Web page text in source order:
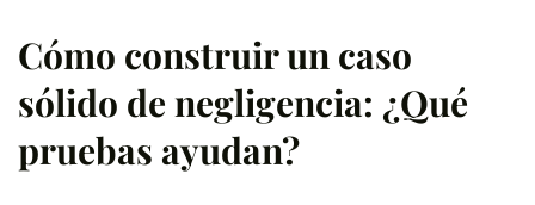
Cómo construir un caso
sólido de negligencia: ¿Qué
pruebas ayudan?